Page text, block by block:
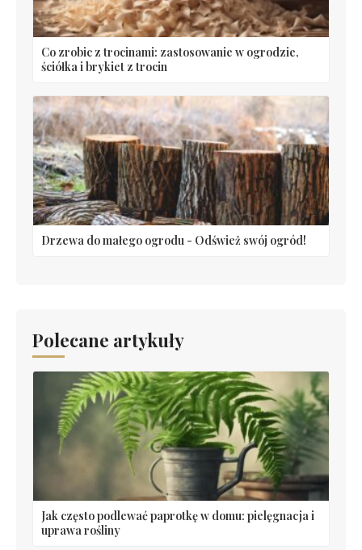
Co zrobic z trocinami: zastosowanie w ogrodzie,
ściółka i brykiet z trocin
Drzewa do małego ogrodu - Odśwież swój ogród!
Polecane artykuły
Jak często podlewać paprotkę w domu: pielęgnacja i
uprawa rośliny